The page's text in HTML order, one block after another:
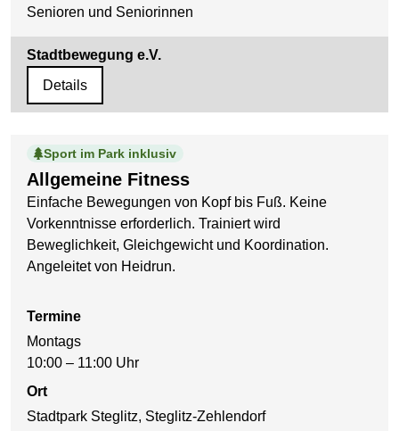
Senioren und Seniorinnen
Stadtbewegung e.V.
Details
Allgemeine Fitness
Sport im Park inklusiv
Einfache Bewegungen von Kopf bis Fuß. Keine
Vorkenntnisse erforderlich. Trainiert wird
Beweglichkeit, Gleichgewicht und Koordination.
Angeleitet von Heidrun.
Termine
Montags
10:00 – 11:00 Uhr
Ort
Stadtpark Steglitz, Steglitz-Zehlendorf